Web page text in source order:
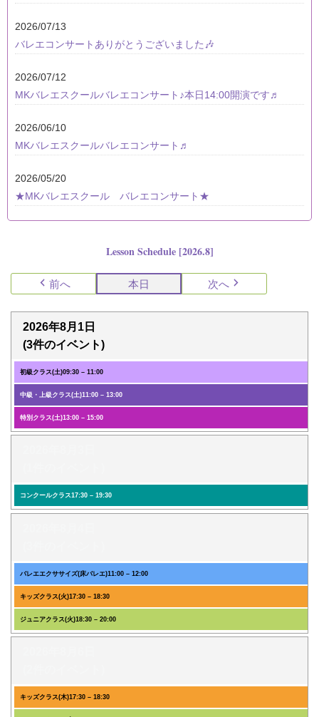
2026/07/13
バレエコンサートありがとうございました🎶
2026/07/12
MKバレエスクールバレエコンサート♪本日14:00開演です♬
2026/06/10
MKバレエスクールバレエコンサート♬
2026/05/20
★MKバレエスクール バレエコンサート★
Lesson Schedule [2026.8]
前へ 本日 次へ
2026年8月1日
(3件のイベント)
初級クラス(土)09:30 – 11:00
中級・上級クラス(土)11:00 – 13:00
特別クラス(土)13:00 – 15:00
コンクールクラス17:30 – 19:30
バレエエクササイズ(床バレエ)11:00 – 12:00
キッズクラス(火)17:30 – 18:30
ジュニアクラス(火)18:30 – 20:00
キッズクラス(木)17:30 – 18:30